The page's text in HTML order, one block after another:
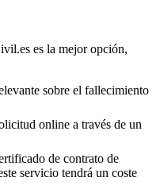
es la mejor opción,
sobre el fallecimiento
online a través de un
de contrato de
servicio tendrá un coste